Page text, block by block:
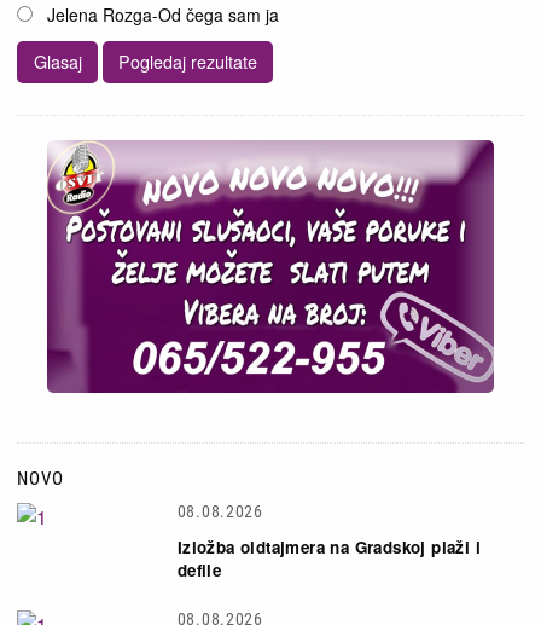
Jelena Rozga-Od čega sam ja
NOVO
08.08.2026
Izložba oldtajmera na Gradskoj plaži i
defile
08.08.2026